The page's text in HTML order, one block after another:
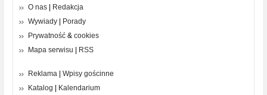
O nas
Redakcja
Wywiady
Porady
Prywatność & cookies
Mapa serwisu
RSS
Reklama
Wpisy gościnne
Katalog
Kalendarium